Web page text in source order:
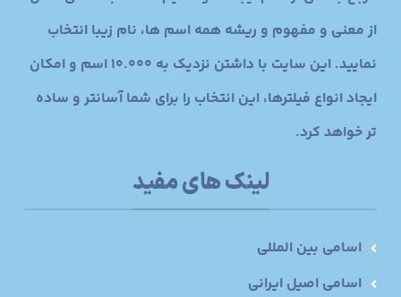
از معنی و مفهوم و ریشه همه اسم ها، نام زیبا انتخاب
نمایید. این سایت با داشتن نزدیک به 10.000 اسم و امکان
ایجاد انواع فیلترها، این انتخاب را برای شما آسانتر و ساده
تر خواهد کرد.
لینک های مفید
اسامی بین المللی
اسامی اصیل ایرانی